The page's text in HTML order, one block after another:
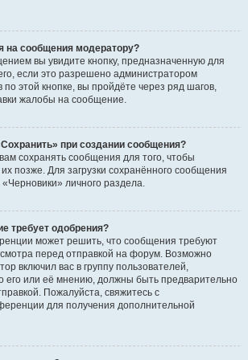
на сообщения модератору?
вы увидите кнопку, предназначенную для
если это разрешено администратором
этой кнопке, вы пройдёте через ряд шагов,
жалобы на сообщение.
при создании сообщения?
сохранять сообщения для того, чтобы
позже. Для загрузки сохранённого сообщения
личного раздела.
требует одобрения?
может решить, что сообщения требуют
перед отправкой на форум. Возможно
включил вас в группу пользователей,
его или её мнению, должны быть предварительно
Пожалуйста, свяжитесь с
для получения дополнительной